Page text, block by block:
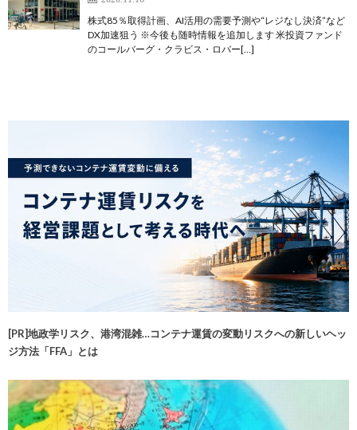
株式85％取得計画、AI活用の需要予測や“レジなし決済”など
DX加速狙う ※今後も随時情報を追加します 米投資ファンド
のコールバーグ・クラビス・ロバー[…]
[PR]地政学リスク、港湾混雑…コンテナ運賃の変動リスクへの新しいヘッ
ジ方法「FFA」とは